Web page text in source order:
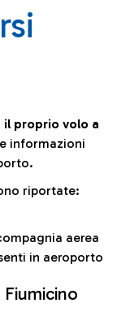
proprio volo a
informazioni
riportate:
aerea
in aeroporto